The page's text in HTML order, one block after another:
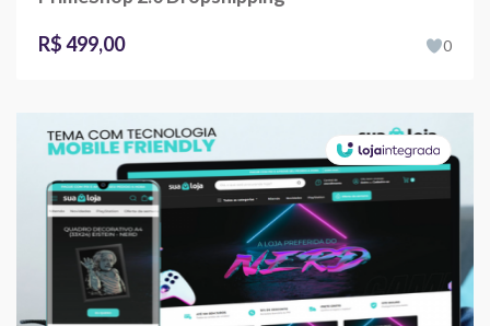
R$ 499,00
0